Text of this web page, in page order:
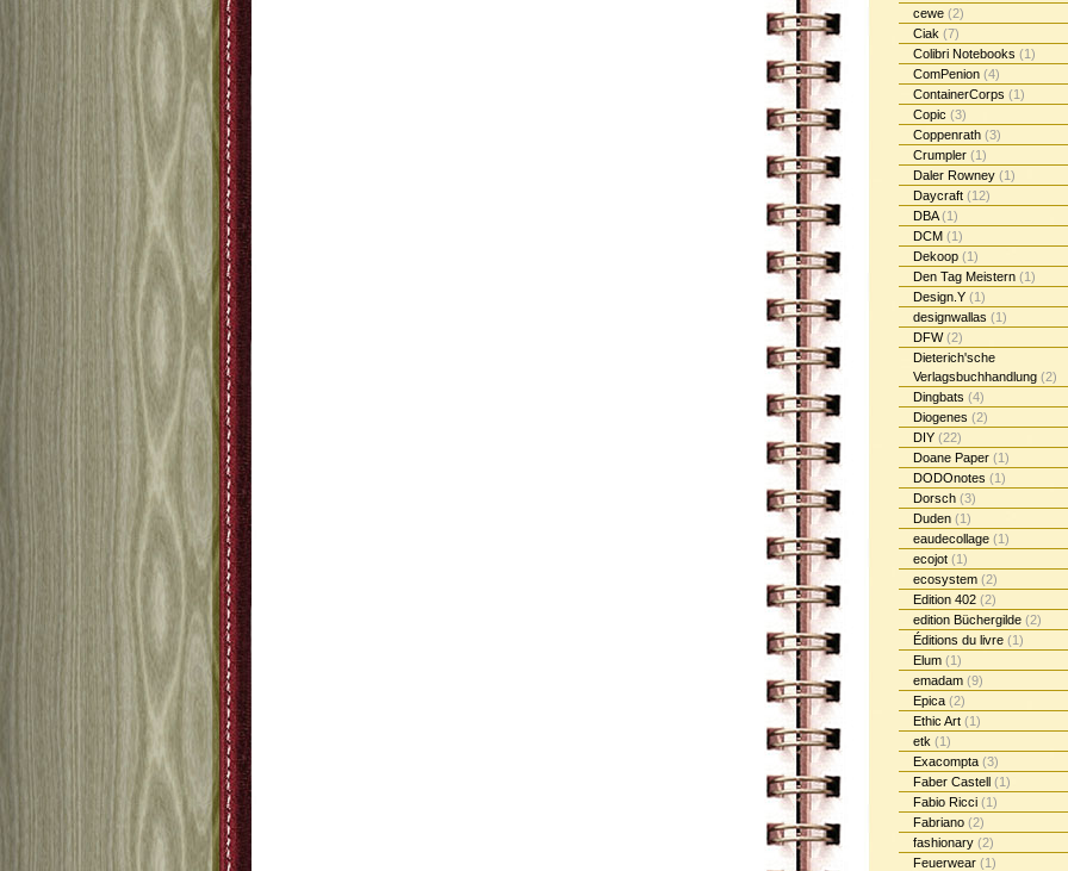
cewe (2)
Ciak (7)
Colibri Notebooks (1)
ComPenion (4)
ContainerCorps (1)
Copic (3)
Coppenrath (3)
Crumpler (1)
Daler Rowney (1)
Daycraft (12)
DBA(1)
DCM (1)
Dekoop (1)
Den Tag Meistern (1)
Design.Y (1)
designwallas (1)
DFW(2)
Dieterich'sche
Verlagsbuchhandlung (2)
Dingbats (4)
Diogenes (2)
DIY (22)
Doane Paper (1)
DODOnotes (1)
Dorsch (3)
Duden (1)
eaudecollage (1)
ecojot (1)
ecosystem (2)
Edition 402 (2)
edition Büchergilde (2)
Éditions du livre (1)
Elum (1)
emadam (9)
Epica (2)
Ethic Art (1)
etk (1)
Exacompta (3)
Faber Castell (1)
Fabio Ricci (1)
Fabriano (2)
fashionary (2)
Feuerwear (1)